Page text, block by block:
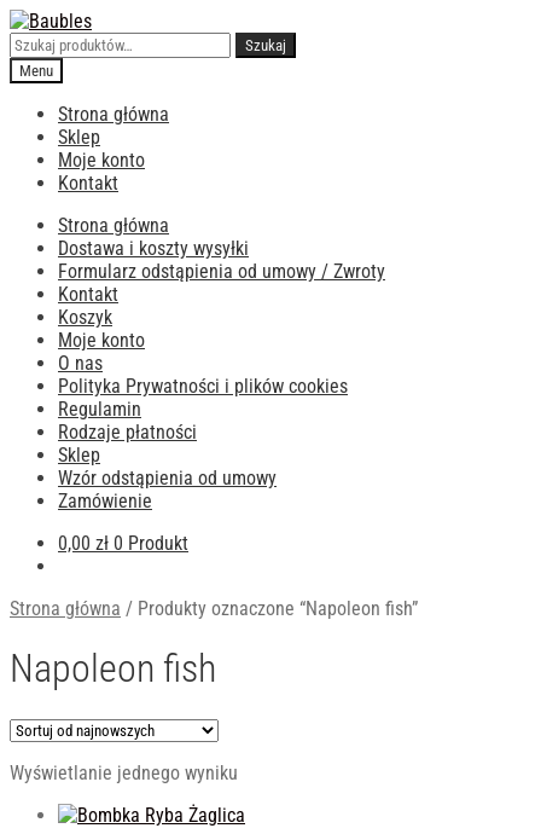
Przejdź
do
nawigacji
Przejdź
do
treści
Szukaj:
Szukaj
Menu
Strona główna
Sklep
Moje konto
Kontakt
Strona główna
Dostawa i koszty wysyłki
Formularz odstąpienia od umowy / Zwroty
Kontakt
Koszyk
Moje konto
O nas
Polityka Prywatności i plików cookies
Regulamin
Rodzaje płatności
Sklep
Wzór odstąpienia od umowy
Zamówienie
0,00 zł 0 Produkt
Strona główna / Produkty oznaczone “Napoleon fish”
Napoleon fish
Wyświetlanie jednego wyniku